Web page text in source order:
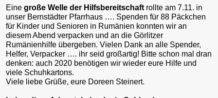
Eine große Welle der Hilfsbereitschaft rollte am 7.11. in
unser Bernstädter Pfarrhaus …. Spenden für 88 Päckchen
für Kinder und Senioren in Rumänien konnten wir an
diesem Abend verpacken und an die Görlitzer
Rumänienhilfe übergeben. Vielen Dank an alle Spender,
Helfer, Verpacker …. ihr seid großartig! Bitte schon mal dran
denken: auch 2020 benötigen wir wieder eure Hilfe und
viele Schuhkartons.
Viele liebe Grüße, eure Doreen Steinert.